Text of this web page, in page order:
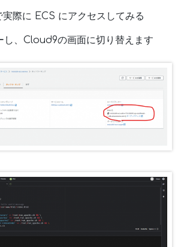
際に ECS にアクセスしてみる
し、Cloud9の画面に切り替えます